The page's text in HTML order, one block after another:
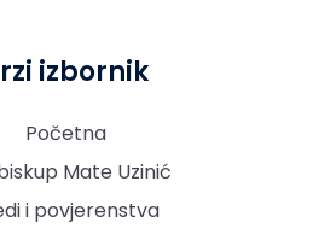
izbornik
Početna
Mate Uzinić
i povjerenstva